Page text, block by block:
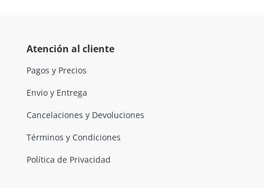
Atención al cliente
Pagos y Precios
Envio y Entrega
Cancelaciones y Devoluciones
Términos y Condiciones
Política de Privacidad